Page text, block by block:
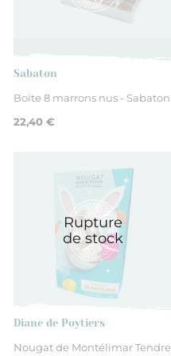
Sabaton
Boite 8 marrons nus - Sabaton
22,40 €
Rupture
de stock
Diane de Poytiers
Nougat de Montélimar Tendre